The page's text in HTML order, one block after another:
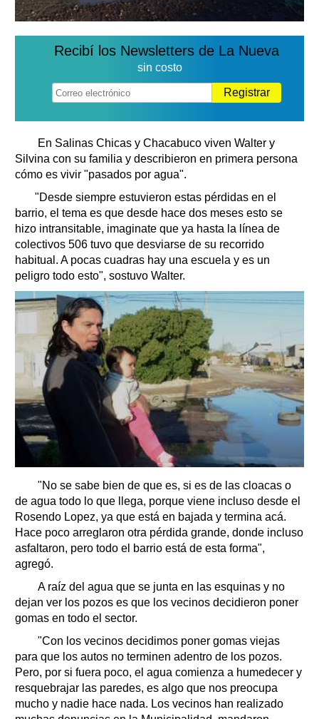
Recibí los Newsletters de La Nueva
sin costo
Registrar
En Salinas Chicas y Chacabuco viven Walter y
Silvina con su familia y describieron en primera persona
cómo es vivir "pasados por agua".
"Desde siempre estuvieron estas pérdidas en el
barrio, el tema es que desde hace dos meses esto se
hizo intransitable, imaginate que ya hasta la línea de
colectivos 506 tuvo que desviarse de su recorrido
habitual. A pocas cuadras hay una escuela y es un
peligro todo esto", sostuvo Walter.
"No se sabe bien de que es, si es de las cloacas o
de agua todo lo que llega, porque viene incluso desde el
Rosendo Lopez, ya que está en bajada y termina acá.
Hace poco arreglaron otra pérdida grande, donde incluso
asfaltaron, pero todo el barrio está de esta forma",
agregó.
A raíz del agua que se junta en las esquinas y no
dejan ver los pozos es que los vecinos decidieron poner
gomas en todo el sector.
"Con los vecinos decidimos poner gomas viejas
para que los autos no terminen adentro de los pozos.
Pero, por si fuera poco, el agua comienza a humedecer y
resquebrajar las paredes, es algo que nos preocupa
mucho y nadie hace nada. Los vecinos han realizado